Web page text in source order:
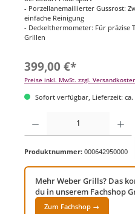
- Porzellanemaillierter Gussrost:
einfache Reinigung
- Deckelthermometer: Für
Grillen
399,00 €*
Preise inkl. MwSt. zzgl.
Sofort verfügbar, Lieferzeit: ca.
Produkt Anzahl: Gib den
Produktnummer: 000642950000
Mehr Weber Grills? Das
du in unserem Fachshop
Zum Fachshop →